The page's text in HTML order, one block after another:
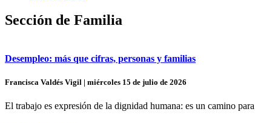
Sección de Familia
Desempleo: más que cifras, personas y familias
Francisca Valdés Vigil | miércoles 15 de julio de 2026
El trabajo es expresión de la dignidad humana: es un camino